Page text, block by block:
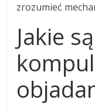
zrozumieć
Jakie